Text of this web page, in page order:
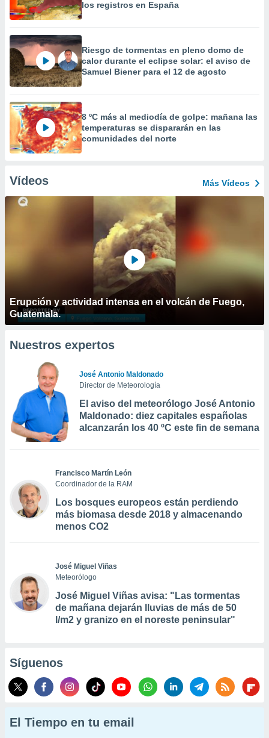
los registros en España
Riesgo de tormentas en pleno domo de
calor durante el eclipse solar: el aviso de
Samuel Biener para el 12 de agosto
8 ºC más al mediodía de golpe: mañana las
temperaturas se dispararán en las
comunidades del norte
Vídeos Más Vídeos
Erupción y actividad intensa en el volcán de Fuego,
Guatemala.
Nuestros expertos
José Antonio Maldonado
Director de Meteorología
El aviso del meteorólogo José Antonio
Maldonado: diez capitales españolas
alcanzarán los 40 ºC este fin de semana
Francisco Martín León
Coordinador de la RAM
Los bosques europeos están perdiendo
más biomasa desde 2018 y almacenando
menos CO2
José Miguel Viñas
Meteorólogo
José Miguel Viñas avisa: "Las tormentas
de mañana dejarán lluvias de más de 50
l/m2 y granizo en el noreste peninsular"
Síguenos
El Tiempo en tu email